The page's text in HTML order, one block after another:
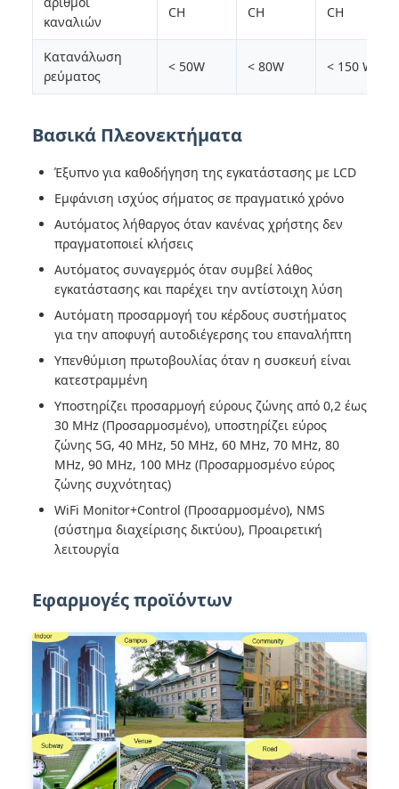
καναλιών
CH
CH
CH
Κατανάλωση
ρεύματος
< 50W < 80W < 150 W
Βασικά Πλεονεκτήματα
Έξυπνο για καθοδήγηση της εγκατάστασης με LCD
Εμφάνιση ισχύος σήματος σε πραγματικό χρόνο
Αυτόματος λήθαργος όταν κανένας χρήστης δεν
πραγματοποιεί κλήσεις
Αυτόματος συναγερμός όταν συμβεί λάθος
εγκατάστασης και παρέχει την αντίστοιχη λύση
Αυτόματη προσαρμογή του κέρδους συστήματος
για την αποφυγή αυτοδιέγερσης του επαναλήπτη
Υπενθύμιση πρωτοβουλίας όταν η συσκευή είναι
κατεστραμμένη
Υποστηρίζει προσαρμογή εύρους ζώνης από 0,2 έως
30 MHz (Προσαρμοσμένο), υποστηρίζει εύρος
ζώνης 5G, 40 MHz, 50 MHz, 60 MHz, 70 MHz, 80
MHz, 90 MHz, 100 MHz (Προσαρμοσμένο εύρος
ζώνης συχνότητας)
WiFi Monitor+Control (Προσαρμοσμένο), NMS
(σύστημα διαχείρισης δικτύου), Προαιρετική
λειτουργία
Εφαρμογές προϊόντων